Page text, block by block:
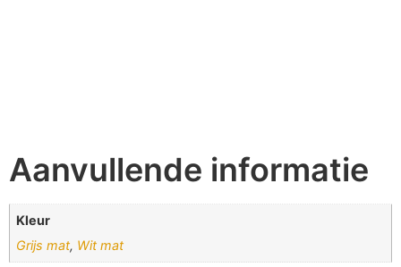
Aanvullende informatie
Kleur
Grijs mat, Wit mat